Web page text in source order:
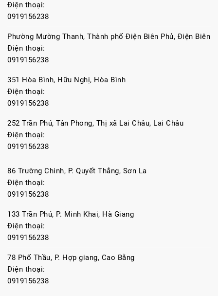
Điện thoại:
0919156238
Phường Mường Thanh, Thành phố Điện Biên Phủ, Điện Biên
Điện thoại:
0919156238
351 Hòa Bình, Hữu Nghị, Hòa Bình
Điện thoại:
0919156238
252 Trần Phú, Tân Phong, Thị xã Lai Châu, Lai Châu
Điện thoại:
0919156238
86 Trường Chinh, P. Quyết Thắng, Sơn La
Điện thoại:
0919156238
133 Trần Phú, P. Minh Khai, Hà Giang
Điện thoại:
0919156238
78 Phố Thầu, P. Hợp giang, Cao Bằng
Điện thoại:
0919156238